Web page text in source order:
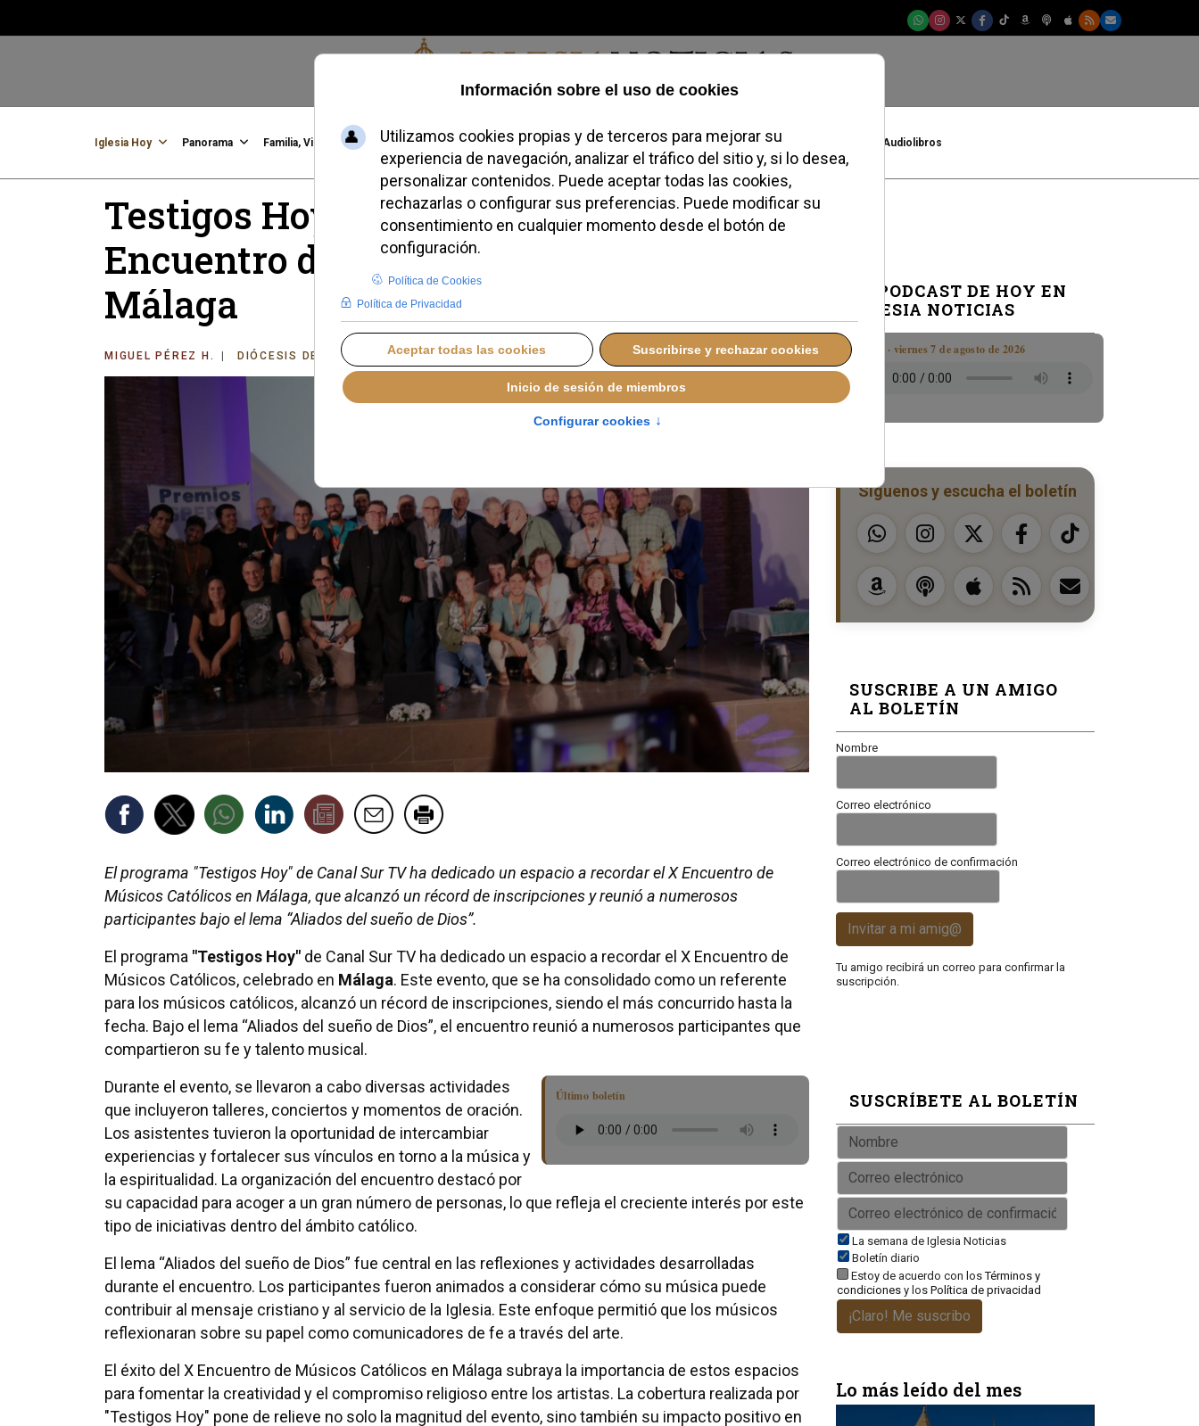
Viernes, 07 de agosto de 2026
Iglesia Hoy Panorama Familia, Vida, Identidad Credofobiómetro Blogs Temas Buscar #JovenesConFe Podcast Audiolibros
Testigos Hoy resalta el éxito del X
Encuentro de Músicos Católicos en
Málaga
MIGUEL PÉREZ H. DIÓCESIS DE MÁLAGA VIERNES, 11 JULIO 2025 12:18
El programa "Testigos Hoy" de Canal Sur TV ha dedicado un espacio a recordar el X Encuentro de
Músicos Católicos en Málaga, que alcanzó un récord de inscripciones y reunió a numerosos
participantes bajo el lema “Aliados del sueño de Dios”.
El programa "Testigos Hoy" de Canal Sur TV ha dedicado un espacio a recordar el X Encuentro de
Músicos Católicos, celebrado en Málaga. Este evento, que se ha consolidado como un referente
para los músicos católicos, alcanzó un récord de inscripciones, siendo el más concurrido hasta la
fecha. Bajo el lema “Aliados del sueño de Dios”, el encuentro reunió a numerosos participantes que
compartieron su fe y talento musical.
Último boletín
Durante el evento, se llevaron a cabo diversas actividades
que incluyeron talleres, conciertos y momentos de oración.
Los asistentes tuvieron la oportunidad de intercambiar
experiencias y fortalecer sus vínculos en torno a la música y
la espiritualidad. La organización del encuentro destacó por
su capacidad para acoger a un gran número de personas, lo que refleja el creciente interés por este
tipo de iniciativas dentro del ámbito católico.
El lema “Aliados del sueño de Dios” fue central en las reflexiones y actividades desarrolladas
durante el encuentro. Los participantes fueron animados a considerar cómo su música puede
contribuir al mensaje cristiano y al servicio de la Iglesia. Este enfoque permitió que los músicos
reflexionaran sobre su papel como comunicadores de fe a través del arte.
El éxito del X Encuentro de Músicos Católicos en Málaga subraya la importancia de estos espacios
para fomentar la creatividad y el compromiso religioso entre los artistas. La cobertura realizada por
"Testigos Hoy" pone de relieve no solo la magnitud del evento, sino también su impacto positivo en
EL PODCAST DE HOY EN
IGLESIA NOTICIAS
Boletín · viernes 7 de agosto de 2026
Síguenos y escucha el boletín
SUSCRIBE A UN AMIGO
AL BOLETÍN
Nombre
Correo electrónico
Correo electrónico de confirmación
Invitar a mi amig@
Tu amigo recibirá un correo para confirmar la
suscripción.
SUSCRÍBETE AL BOLETÍN
La semana de Iglesia Noticias
Boletín diario
Estoy de acuerdo con losTérminos y
condiciones y los Política de privacidad
¡Claro! Me suscribo
Lo más leído del mes